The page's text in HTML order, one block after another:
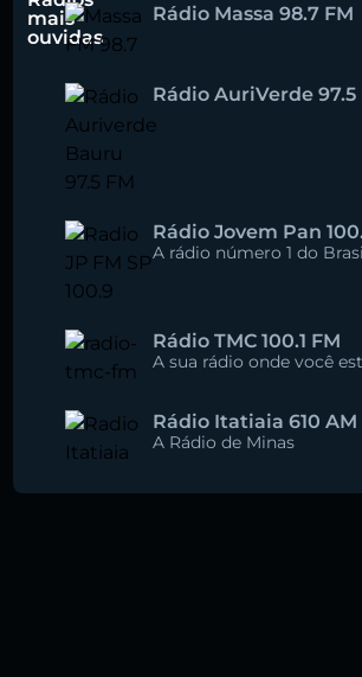
mais
ouvidas
Rádio Massa 98.7 FM
Rádio AuriVerde 97.5
Rádio Jovem Pan
A rádio número 1 do
Rádio TMC 100.1 FM
A sua rádio onde você
Rádio Itatiaia 610 AM
A Rádio de Minas